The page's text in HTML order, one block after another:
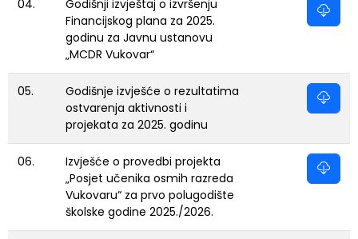
04.
Godišnji izvještaj o izvršenju
Financijskog plana za 2025.
godinu za Javnu ustanovu
„MCDR Vukovar“
05.
Godišnje izvješće o rezultatima
ostvarenja aktivnosti i
projekata za 2025. godinu
06.
Izvješće o provedbi projekta
„Posjet učenika osmih razreda
Vukovaru“ za prvo polugodište
školske godine 2025./2026.